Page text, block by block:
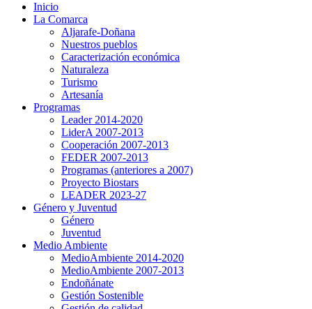
Inicio
La Comarca
Aljarafe-Doñana
Nuestros pueblos
Caracterización económica
Naturaleza
Turismo
Artesanía
Programas
Leader 2014-2020
LiderA 2007-2013
Cooperación 2007-2013
FEDER 2007-2013
Programas (anteriores a 2007)
Proyecto Biostars
LEADER 2023-27
Género y Juventud
Género
Juventud
Medio Ambiente
MedioAmbiente 2014-2020
MedioAmbiente 2007-2013
Endoñánate
Gestión Sostenible